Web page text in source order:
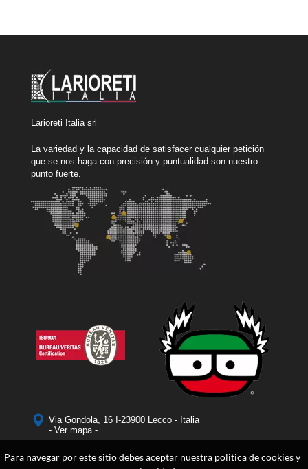
Larioreti Italia srl
La variedad y la capacidad de satisfacer cualquier petición
que se nos haga con precisión y puntualidad son nuestro
punto fuerte.
Via Gondola, 16 I-23900 Lecco - Italia
- Ver mapa -
tel.+39 0341 250499
Para navegar por este sitio debes aceptar nuestra politica de cookies y